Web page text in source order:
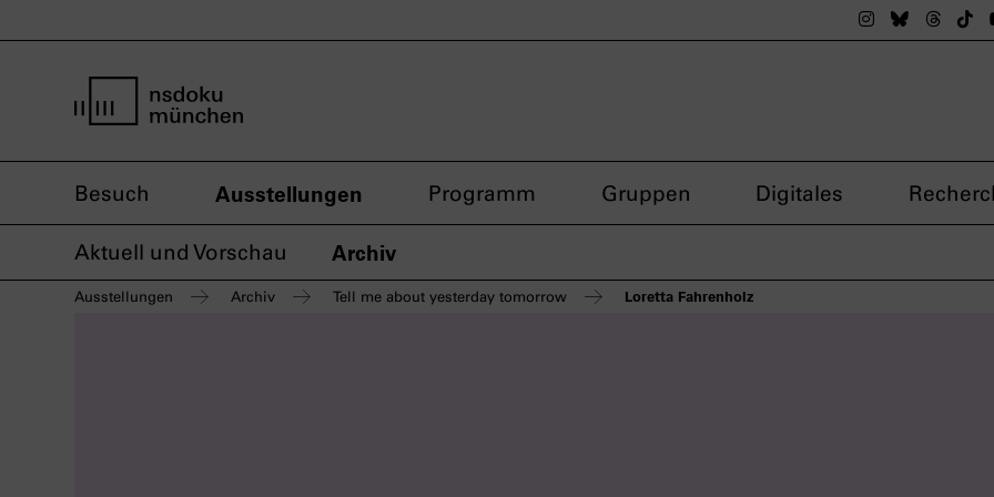
Das nsdoku
DasDas
Besuch Ausstellungen Programm Gruppen Digitales
Aktuell und Vorschau Archiv
Ausstellungen Archiv Tell me about yesterday tomorrow Loretta Fahrenholz